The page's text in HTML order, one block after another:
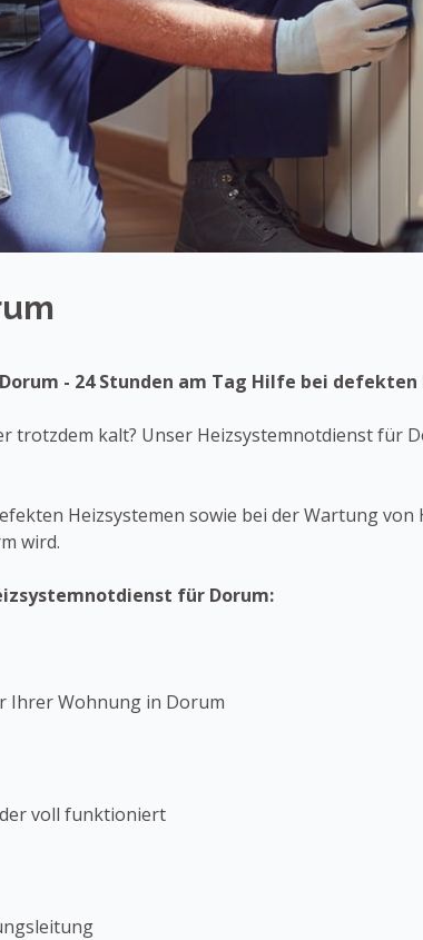
- 24 Stunden am Tag Hilfe bei defekten
trotzdem kalt? Unser Heizsystemnotdienst für
Heizsystemen sowie bei der Wartung
wird.
für Dorum:
Ihrer Wohnung in Dorum
voll funktioniert